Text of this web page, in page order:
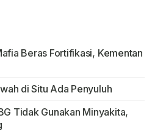
Beras Fortifikasi, Kementan
di Situ Ada Penyuluh
Tidak Gunakan Minyakita,